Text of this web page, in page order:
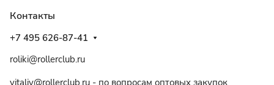
Контакты
+7 495 626-87-41
roliki@rollerclub.ru
vitaliy@rollerclub.ru - по вопросам оптовых закупок